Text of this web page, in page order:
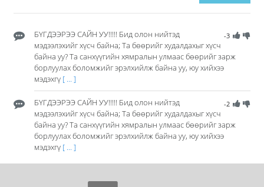
-3
БҮГДЭЭРЭЭ САЙН УУ!!!!! Бид олон нийтэд
мэдээлэхийг хүсч байна; Та бөөрийг худалдахыг хүсч
байна уу? Та санхүүгийн хямралын улмаас бөөрийг зарж
борлуулах боломжийг эрэлхийлж байна уу, юу хийхээ
мэдэхгү [ ... ]
-2
БҮГДЭЭРЭЭ САЙН УУ!!!!! Бид олон нийтэд
мэдээлэхийг хүсч байна; Та бөөрийг худалдахыг хүсч
байна уу? Та санхүүгийн хямралын улмаас бөөрийг зарж
борлуулах боломжийг эрэлхийлж байна уу, юу хийхээ
мэдэхгү [ ... ]